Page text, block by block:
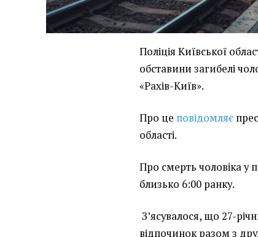
Поліція Київської
обставини загибелі
«Рахів-Київ».
Про це повідомляє
області.
Про смерть чоловіка у
близько 6:00 ранку.
З’ясувалося, що 27-
відпочинок разом з